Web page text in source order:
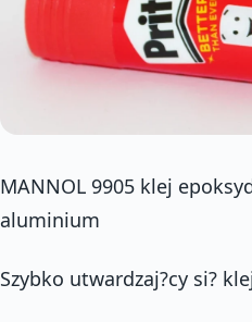
MANNOL 9905 klej
aluminium
Szybko utwardzaj?cy si?